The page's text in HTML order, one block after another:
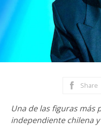
Share
Una de las figuras más
independiente chilena